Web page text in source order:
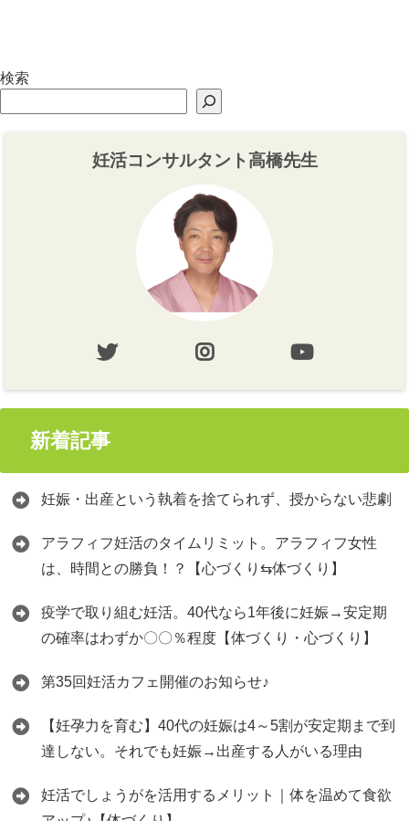
検索
妊活コンサルタント高橋先生
新着記事
妊娠・出産という執着を捨てられず、授からない悲劇
アラフィフ妊活のタイムリミット。アラフィフ女性
は、時間との勝負！？【心づくり⇆体づくり】
疫学で取り組む妊活。40代なら1年後に妊娠→安定期
の確率はわずか〇〇％程度【体づくり・心づくり】
第35回妊活カフェ開催のお知らせ♪
【妊孕力を育む】40代の妊娠は4～5割が安定期まで到
達しない。それでも妊娠→出産する人がいる理由
妊活でしょうがを活用するメリット｜体を温めて食欲